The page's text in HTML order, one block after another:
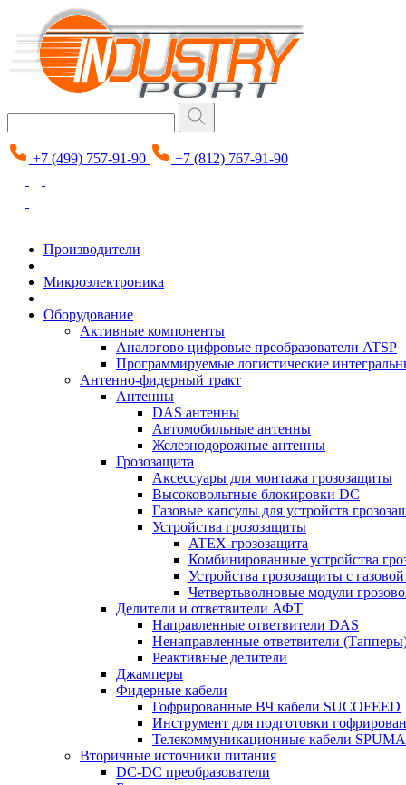
+7 (499) 757-91-90 +7 (812) 767-91-90
Производители
Микроэлектроника
Оборудование
Активные компоненты
Аналогово цифровые преобразователи ATSP
Программируемые логистические
Антенно-фидерный тракт
Антенны
DAS антенны
Автомобильные антенны
Железнодорожные антенны
Грозозащита
Аксессуары для монтажа грозозащиты
Высоковольтные блокировки DC
Газовые капсулы для устройств
Устройства грозозащиты
ATEX-грозозащита
Комбинированные устройства
Устройства грозозащиты с
Четвертьволновые модули
Делители и ответвители АФТ
Направленные ответвители DAS
Ненаправленные ответвители
Реактивные делители
Джамперы
Фидерные кабели
Гофрированные ВЧ кабели SUCOFEED
Инструмент для подготовки
Телекоммуникационные кабели SPUMA
Вторичные источники питания
DC-DC преобразователи